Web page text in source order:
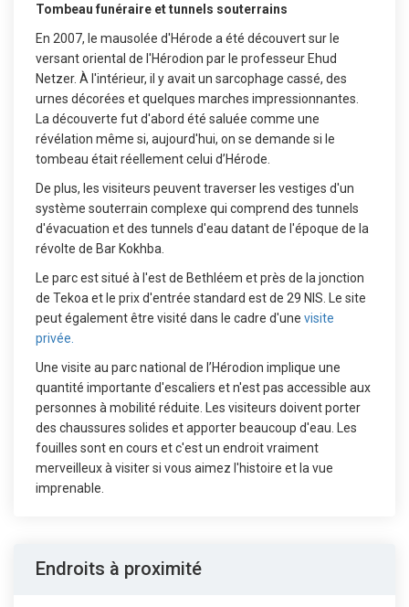
Tombeau funéraire et tunnels souterrains
En 2007, le mausolée d'Hérode a été découvert sur le
versant oriental de l'Hérodion par le professeur Ehud
Netzer. À l'intérieur, il y avait un sarcophage cassé, des
urnes décorées et quelques marches impressionnantes.
La découverte fut d'abord été saluée comme une
révélation même si, aujourd'hui, on se demande si le
tombeau était réellement celui d’Hérode.
De plus, les visiteurs peuvent traverser les vestiges d'un
système souterrain complexe qui comprend des tunnels
d'évacuation et des tunnels d'eau datant de l'époque de la
révolte de Bar Kokhba.
Le parc est situé à l'est de Bethléem et près de la jonction
de Tekoa et le prix d'entrée standard est de 29 NIS. Le site
peut également être visité dans le cadre d'une visite
privée.
Une visite au parc national de l’Hérodion implique une
quantité importante d'escaliers et n'est pas accessible aux
personnes à mobilité réduite. Les visiteurs doivent porter
des chaussures solides et apporter beaucoup d'eau. Les
fouilles sont en cours et c'est un endroit vraiment
merveilleux à visiter si vous aimez l'histoire et la vue
imprenable.
Endroits à proximité